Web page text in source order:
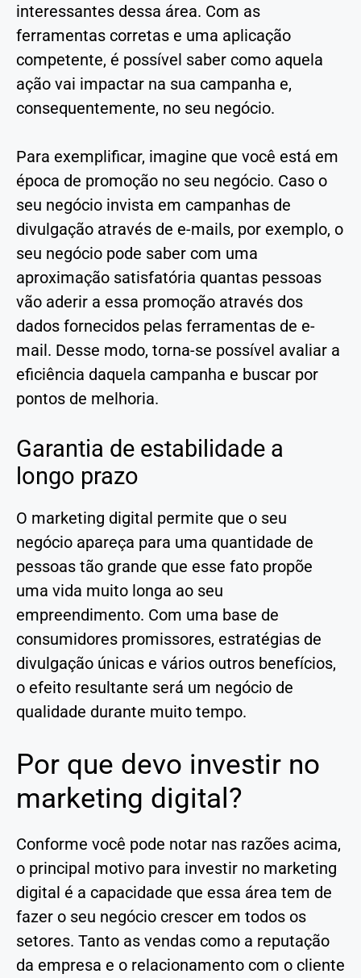
interessantes dessa área. Com as
ferramentas corretas e uma aplicação
competente, é possível saber como aquela
ação vai impactar na sua campanha e,
consequentemente, no seu negócio.
Para exemplificar, imagine que você está em
época de promoção no seu negócio. Caso o
seu negócio invista em campanhas de
divulgação através de e-mails, por exemplo, o
seu negócio pode saber com uma
aproximação satisfatória quantas pessoas
vão aderir a essa promoção através dos
dados fornecidos pelas ferramentas de e-
mail. Desse modo, torna-se possível avaliar a
eficiência daquela campanha e buscar por
pontos de melhoria.
Garantia de estabilidade a
longo prazo
O marketing digital permite que o seu
negócio apareça para uma quantidade de
pessoas tão grande que esse fato propõe
uma vida muito longa ao seu
empreendimento. Com uma base de
consumidores promissores, estratégias de
divulgação únicas e vários outros benefícios,
o efeito resultante será um negócio de
qualidade durante muito tempo.
Por que devo investir no
marketing digital?
Conforme você pode notar nas razões acima,
o principal motivo para investir no marketing
digital é a capacidade que essa área tem de
fazer o seu negócio crescer em todos os
setores. Tanto as vendas como a reputação
da empresa e o relacionamento com o cliente